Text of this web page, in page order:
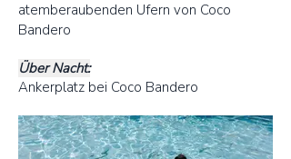
atemberaubenden Ufern von Coco
Bandero
Über Nacht:
Ankerplatz bei Coco Bandero